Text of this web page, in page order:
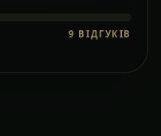
9 ВІДГУКІВ